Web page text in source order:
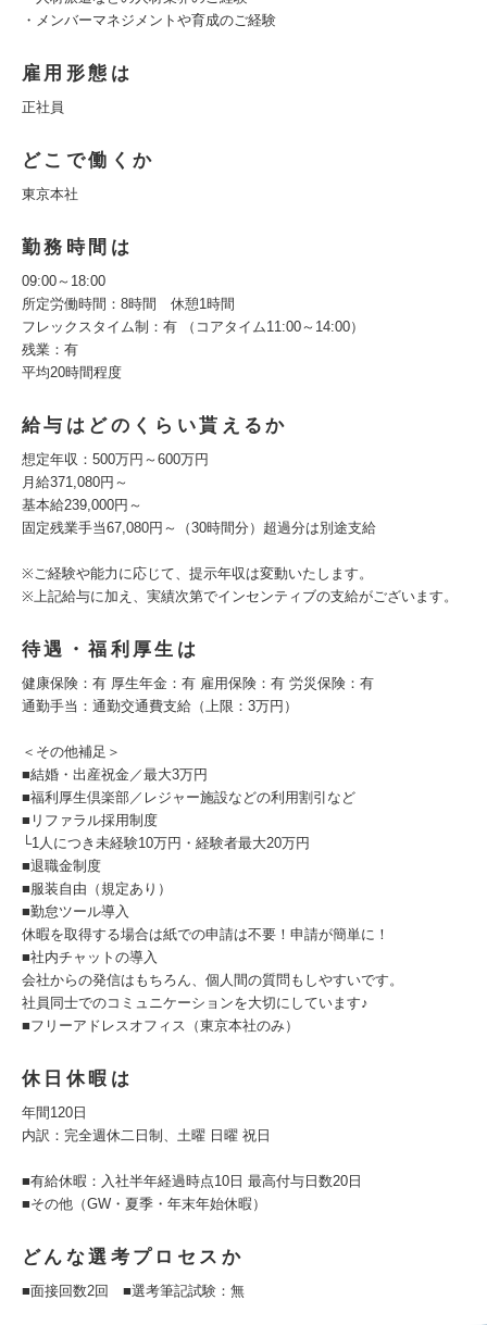
・メンバーマネジメントや育成のご経験
雇用形態は
正社員
どこで働くか
東京本社
勤務時間は
09:00～18:00
所定労働時間：8時間 休憩1時間
フレックスタイム制：有 （コアタイム11:00～14:00）
残業：有
平均20時間程度
給与はどのくらい貰えるか
想定年収：500万円～600万円
月給371,080円～
基本給239,000円～
固定残業手当67,080円～（30時間分）超過分は別途支給
※ご経験や能力に応じて、提示年収は変動いたします。
※上記給与に加え、実績次第でインセンティブの支給がございます。
待遇・福利厚生は
健康保険：有 厚生年⾦：有 雇⽤保険：有 労災保険：有
通勤手当：通勤交通費支給（上限：3万円）
＜その他補足＞
■結婚・出産祝金／最大3万円
■福利厚生倶楽部／レジャー施設などの利用割引など
■リファラル採用制度
└1人につき未経験10万円・経験者最大20万円
■退職金制度
■服装自由（規定あり）
■勤怠ツール導入
休暇を取得する場合は紙での申請は不要！申請が簡単に！
■社内チャットの導入
会社からの発信はもちろん、個人間の質問もしやすいです。
社員同士でのコミュニケーションを大切にしています♪
■フリーアドレスオフィス（東京本社のみ）
休日休暇は
年間120⽇
内訳：完全週休⼆⽇制、⼟曜 ⽇曜 祝⽇
■有給休暇：入社半年経過時点10⽇ 最高付与⽇数20⽇
■その他（GW・夏季・年末年始休暇）
どんな選考プロセスか
■面接回数2回 ■選考筆記試験：無